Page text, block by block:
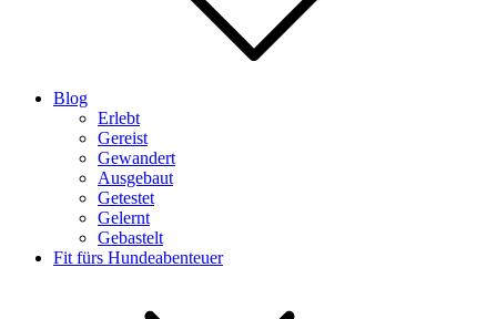
Blog
Erlebt
Gereist
Gewandert
Ausgebaut
Getestet
Gelernt
Gebastelt
Fit fürs Hundeabenteuer